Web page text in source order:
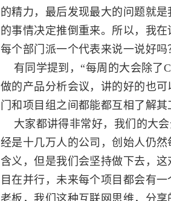
的精力，最后发现最大的问题就
的事情决定推倒重来。所以，我
每个部门派一个代表来说一说好吗
有同学提到，“每周的大会除了
做的产品分析会议，讲的好的也
门和项目组之间都能都互相了解
大家都讲得非常好，我们的大会
经是十几万人的公司，创始人仍
含义，但是我们会坚持做下去，
目在并行，未来每个项目都会有
老板，我们这种互联网思维，分